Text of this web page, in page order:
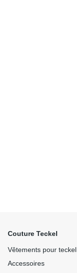
Couture Teckel
Vêtements pour teckel
Accessoires